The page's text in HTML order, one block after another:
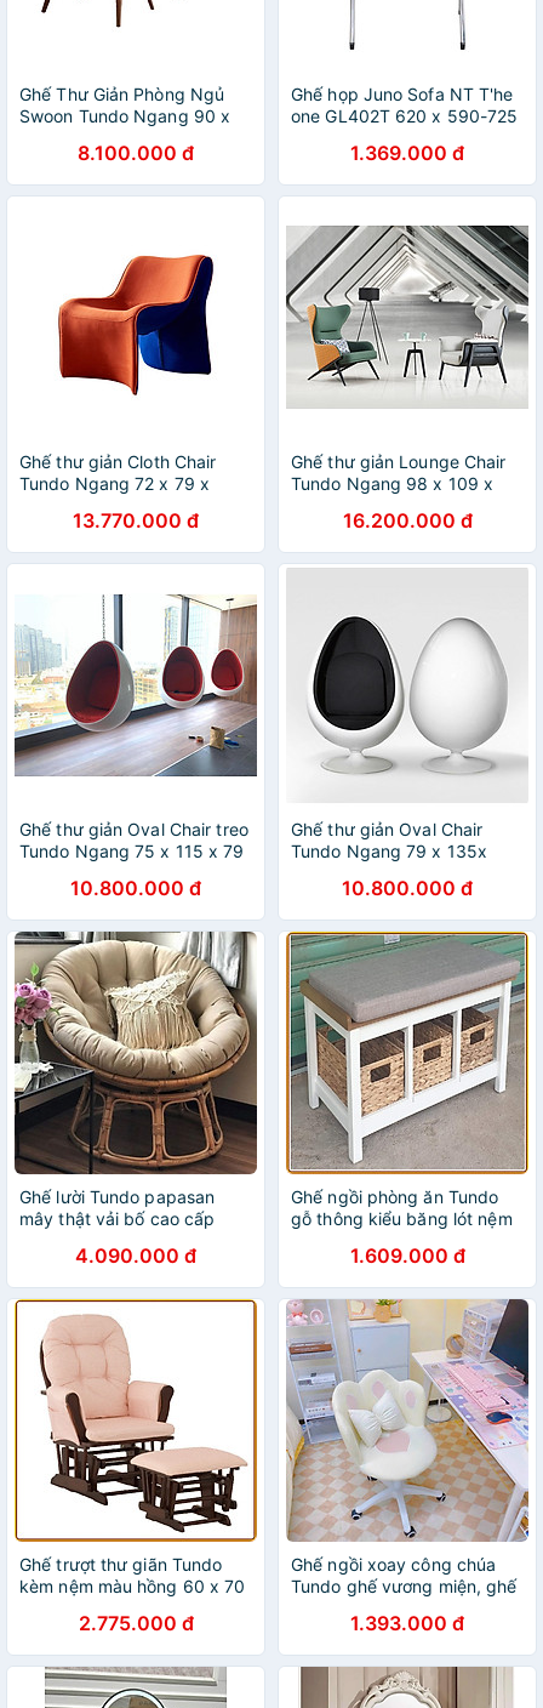
Ghế Thư Giản Phòng Ngủ
Swoon Tundo Ngang 90 x
8.100.000 đ
Ghế họp Juno Sofa NT T'he
one GL402T 620 x 590-725
1.369.000 đ
Ghế thư giản Cloth Chair
Tundo Ngang 72 x 79 x
13.770.000 đ
Ghế thư giản Lounge Chair
Tundo Ngang 98 x 109 x
16.200.000 đ
Ghế thư giản Oval Chair treo
Tundo Ngang 75 x 115 x 79
10.800.000 đ
Ghế thư giản Oval Chair
Tundo Ngang 79 x 135x
10.800.000 đ
Ghế lười Tundo papasan
mây thật vải bố cao cấp
4.090.000 đ
Ghế ngồi phòng ăn Tundo
gỗ thông kiểu băng lót nệm
1.609.000 đ
Ghế trượt thư giãn Tundo
kèm nệm màu hồng 60 x 70
2.775.000 đ
Ghế ngồi xoay công chúa
Tundo ghế vương miện, ghế
1.393.000 đ